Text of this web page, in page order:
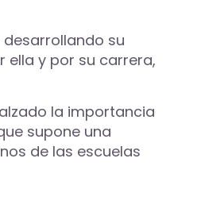
su
ella y por su carrera,
la importancia
supone una
de las escuelas